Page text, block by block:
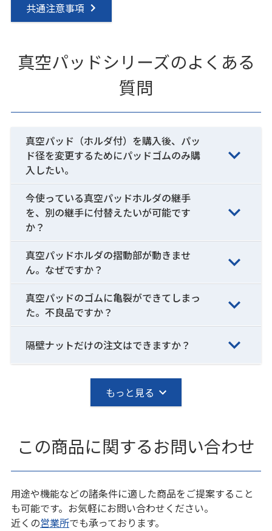
共通注意事項
真空パッドシリーズのよくある
質問
真空パッド（ホルダ付）を購入後、パッ
ド径を変更するためにパッドゴムのみ購
入したい。
今使っている真空パッドホルダの継手
を、別の継手に付替えたいが可能です
か？
真空パッドホルダの摺動部が動きませ
ん。なぜですか？
真空パッドのゴムに亀裂ができてしまっ
た。不良品ですか？
隔壁ナットだけの注文はできますか？
もっと見る
この商品に関するお問い合わせ
用途や機能などの諸条件に適した商品をご提案すること
も可能です。お気軽にお問い合わせください。
近くの営業所でも承っております。